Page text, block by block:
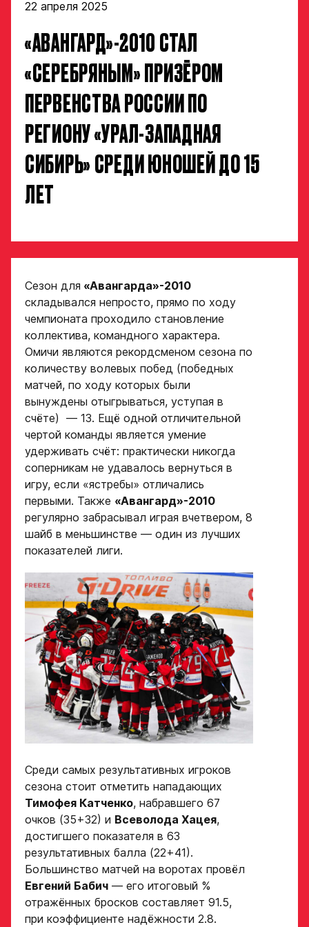
22 апреля 2025
«АВАНГАРД»-2010 СТАЛ
«СЕРЕБРЯНЫМ» ПРИЗЁРОМ
ПЕРВЕНСТВА РОССИИ ПО
РЕГИОНУ «УРАЛ-ЗАПАДНАЯ
СИБИРЬ» СРЕДИ ЮНОШЕЙ ДО 15
ЛЕТ
Сезон для «Авангарда»-2010
складывался непросто, прямо по ходу
чемпионата проходило становление
коллектива, командного характера.
Омичи являются рекордсменом сезона по
количеству волевых побед (победных
матчей, по ходу которых были
вынуждены отыгрываться, уступая в
счёте) — 13. Ещё одной отличительной
чертой команды является умение
удерживать счёт: практически никогда
соперникам не удавалось вернуться в
игру, если «ястребы» отличались
первыми. Также «Авангард»-2010
регулярно забрасывал играя вчетвером, 8
шайб в меньшинстве — один из лучших
показателей лиги.
Среди самых результативных игроков
сезона стоит отметить нападающих
Тимофея Катченко, набравшего 67
очков (35+32) и Всеволода Хацея,
достигшего показателя в 63
результативных балла (22+41).
Большинство матчей на воротах провёл
Евгений Бабич — его итоговый %
отражённых бросков составляет 91.5,
при коэффициенте надёжности 2.8.
Заявка
на просмотр
в Хоккейную
Академию
«Авангард»
ФИО игрока
Дата рождения игрока
полностью
Рост, вес игрока
Заявка
на просмотр
в Хоккейную
Академию
«Авангард»
Форма только
для игроков 2008–
2014 гг. р.
2007 г. р. — набор
ФИО игрока
Дата рождения игрока
полностью
Рост игрока
Амплуа игрока
Ссылка на профиль
игрока на сайте r-
hockey или trackhockey